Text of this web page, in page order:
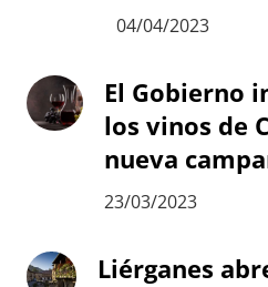
04/04/2023
El Gobierno
los vinos de
nueva
23/03/2023
Liérganes